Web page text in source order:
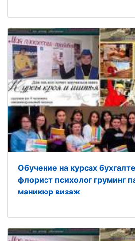
Обучение на курсах
флорист психолог груминг
маникюр визаж